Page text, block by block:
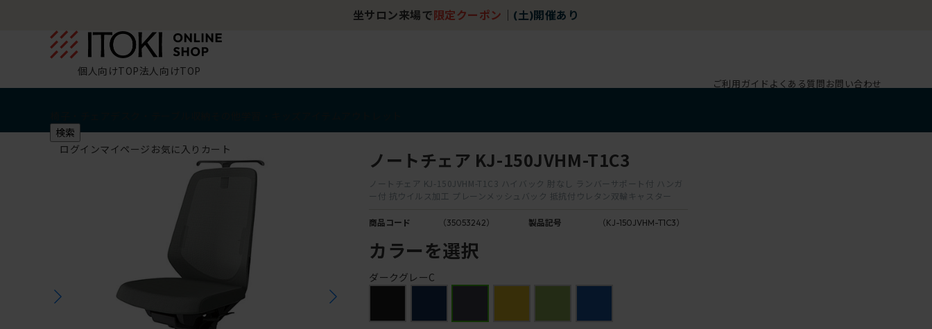
坐サロン来場で 限定クーポン (土)開催あり
個人向けTOP法人向けTOP
ご利用ガイド よくある質問お問い合わせ
検索
ログインマイページ お気に入り カート ノートチェア KJ-150JVHM-T1C3
ノートチェア KJ-150JVHM-T1C3 ハイバック 肘なし ランバーサポート付 ハンガ
ー付 抗ウイルス加工 プレーンメッシュバック 抵抗付ウレタン双輪キャスター
商品コード （35053242） 製品記号 （KJ-150JVHM-T1C3）
カラーを選択
ダークグレーC